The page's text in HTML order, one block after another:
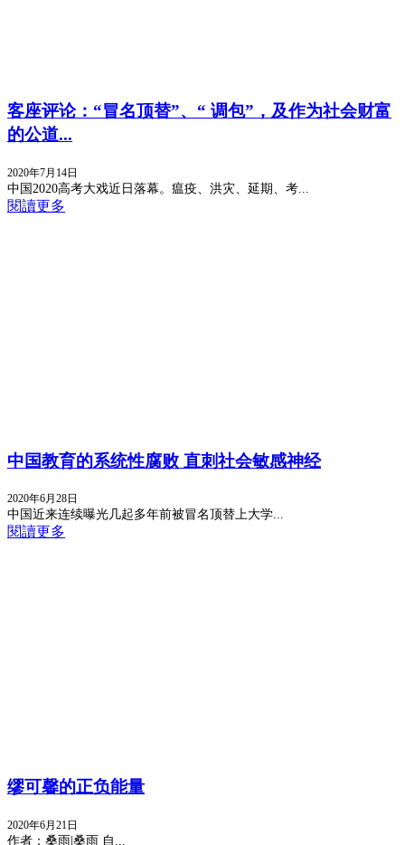
客座评论：“冒名顶替”、“ 调包”，及作为社会财富
的公道...
2020年7月14日
中国2020高考大戏近日落幕。瘟疫、洪灾、延期、考...
閱讀更多
中国教育的系统性腐败 直刺社会敏感神经
2020年6月28日
中国近来连续曝光几起多年前被冒名顶替上大学...
閱讀更多
缪可馨的正负能量
2020年6月21日
作者：桑雨|桑雨 自...